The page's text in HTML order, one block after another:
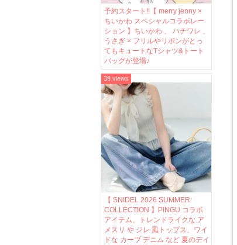
予約スタート!!【 merry jenny ×
ちいかわ スペシャルコラボレー
ション 】ちいかわ 、 ハチワレ 、
うさぎ × フリルやリボンがとっ
てもキュートなTシャツ&トート
バッグが登場♪
【 SNIDEL 2026 SUMMER
COLLECTION 】PINGU コラボ
アイテム、トレンドライクな ア
メスリ や ジレ 風トップス、ワイ
ドな カーブ デニム など 夏のデイ
39 views